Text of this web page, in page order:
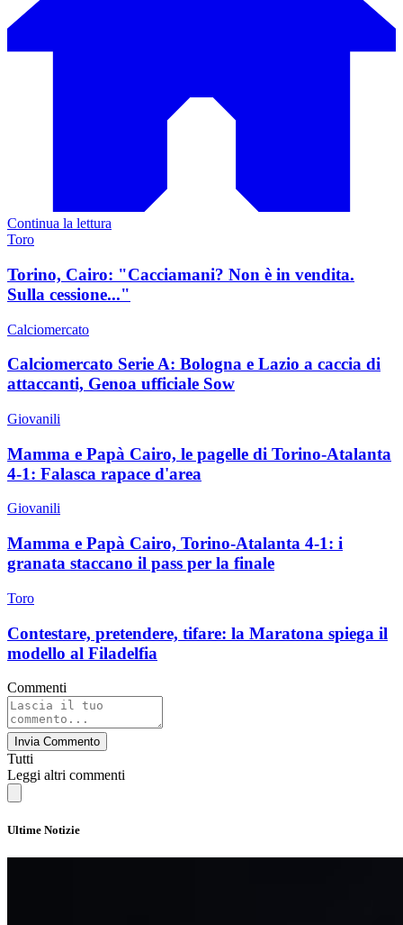
Continua la lettura
Toro
Torino, Cairo: "Cacciamani? Non è in vendita.
Sulla cessione..."
Calciomercato
Calciomercato Serie A: Bologna e Lazio a caccia di
attaccanti, Genoa ufficiale Sow
Giovanili
Mamma e Papà Cairo, le pagelle di Torino-Atalanta
4-1: Falasca rapace d'area
Giovanili
Mamma e Papà Cairo, Torino-Atalanta 4-1: i
granata staccano il pass per la finale
Toro
Contestare, pretendere, tifare: la Maratona spiega il
modello al Filadelfia
Commenti
Invia Commento
Tutti
Leggi altri commenti
Ultime Notizie